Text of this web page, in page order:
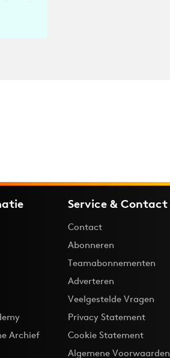
Archief
Service & Contact
Contact
Abonneren
Teamabonnementen
Adverteren
Veelgestelde Vragen
Privacy Statement
Cookie Statement
Algemene Voorwaarden